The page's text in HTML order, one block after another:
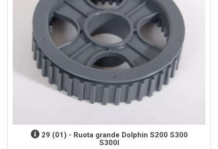
29 (01) - Ruota grande Dolphin S200 S300
S300I